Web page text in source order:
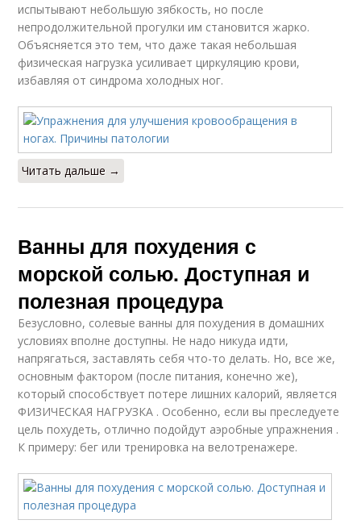
испытывают небольшую зябкость, но после
непродолжительной прогулки им становится жарко.
Объясняется это тем, что даже такая небольшая
физическая нагрузка усиливает циркуляцию крови,
избавляя от синдрома холодных ног.
Читать дальше →
Ванны для похудения с
морской солью. Доступная и
полезная процедура
Безусловно, солевые ванны для похудения в домашних
условиях вполне доступны. Не надо никуда идти,
напрягаться, заставлять себя что-то делать. Но, все же,
основным фактором (после питания, конечно же),
который способствует потере лишних калорий, является
ФИЗИЧЕСКАЯ НАГРУЗКА . Особенно, если вы преследуете
цель похудеть, отлично подойдут аэробные упражнения .
К примеру: бег или тренировка на велотренажере.